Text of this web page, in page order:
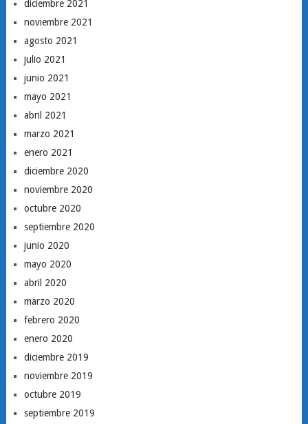
diciembre 2021
noviembre 2021
agosto 2021
julio 2021
junio 2021
mayo 2021
abril 2021
marzo 2021
enero 2021
diciembre 2020
noviembre 2020
octubre 2020
septiembre 2020
junio 2020
mayo 2020
abril 2020
marzo 2020
febrero 2020
enero 2020
diciembre 2019
noviembre 2019
octubre 2019
septiembre 2019